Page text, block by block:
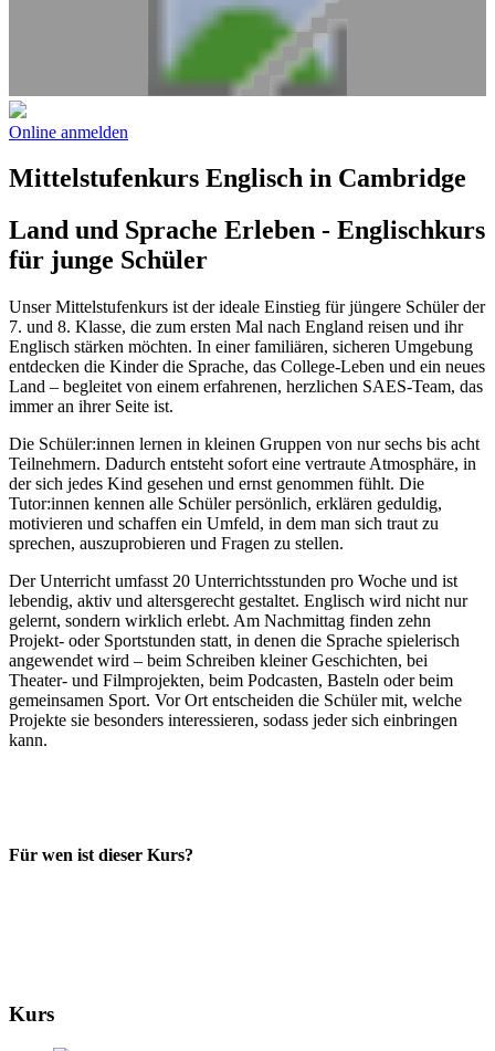
Online anmelden
Mittelstufenkurs Englisch in Cambridge
Land und Sprache Erleben - Englischkurs
für junge Schüler
Unser Mittelstufenkurs ist der ideale Einstieg für jüngere Schüler der
7. und 8. Klasse, die zum ersten Mal nach England reisen und ihr
Englisch stärken möchten. In einer familiären, sicheren Umgebung
entdecken die Kinder die Sprache, das College-Leben und ein neues
Land – begleitet von einem erfahrenen, herzlichen SAES-Team, das
immer an ihrer Seite ist.
Die Schüler:innen lernen in kleinen Gruppen von nur sechs bis acht
Teilnehmern. Dadurch entsteht sofort eine vertraute Atmosphäre, in
der sich jedes Kind gesehen und ernst genommen fühlt. Die
Tutor:innen kennen alle Schüler persönlich, erklären geduldig,
motivieren und schaffen ein Umfeld, in dem man sich traut zu
sprechen, auszuprobieren und Fragen zu stellen.
Der Unterricht umfasst 20 Unterrichtsstunden pro Woche und ist
lebendig, aktiv und altersgerecht gestaltet. Englisch wird nicht nur
gelernt, sondern wirklich erlebt. Am Nachmittag finden zehn
Projekt- oder Sportstunden statt, in denen die Sprache spielerisch
angewendet wird – beim Schreiben kleiner Geschichten, bei
Theater- und Filmprojekten, beim Podcasten, Basteln oder beim
gemeinsamen Sport. Vor Ort entscheiden die Schüler mit, welche
Projekte sie besonders interessieren, sodass jeder sich einbringen
kann.
Für wen ist dieser Kurs?
Kurs